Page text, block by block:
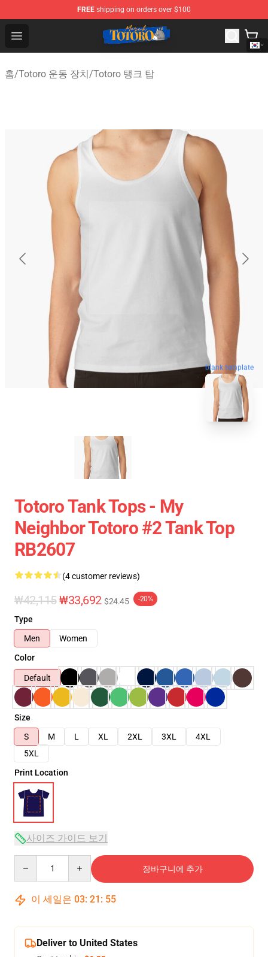
FREE shipping on orders over $100
Open menu
Totoro Store - Official Totoro Merchandise Shop
홈/Totoro 운동 장치/Totoro 탱크 탑
blank template
Totoro Tank Tops - My
Neighbor Totoro #2 Tank Top
RB2607
(4 customer reviews)
₩42,115₩33,692 $24.45 -20%
Type
Men
Women
Color
Default
Size
S
M L XL 2XL 3XL
4XL
5XL
Print Location
사이즈 가이드 보기
장바구니에 추가
이 세일은 03: 21 : 54
Deliver to United States